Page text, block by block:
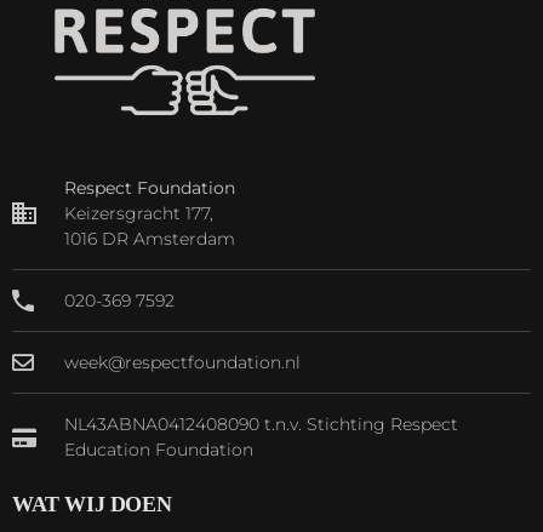
Respect Foundation
Keizersgracht 177,
1016 DR Amsterdam
020-369 7592
week@respectfoundation.nl
NL43ABNA0412408090 t.n.v. Stichting Respect
Education Foundation
WAT WIJ DOEN